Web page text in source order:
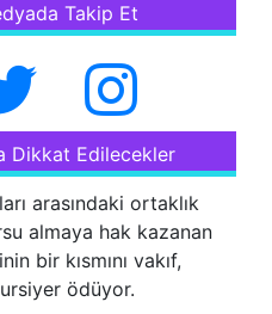
Takip Et
Dikkat Edilecekler
arasındaki ortaklık
almaya hak kazanan
bir kısmını vakıf,
ödüyor.